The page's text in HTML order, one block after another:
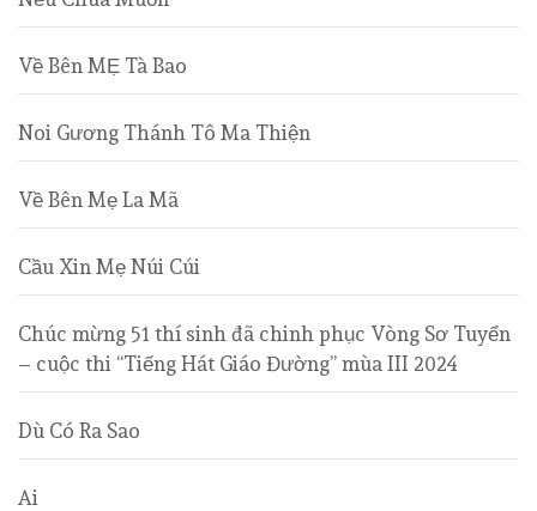
Về Bên MẸ Tà Bao
Noi Gương Thánh Tô Ma Thiện
Về Bên Mẹ La Mã
Cầu Xin Mẹ Núi Cúi
Chúc mừng 51 thí sinh đã chinh phục Vòng Sơ Tuyển
– cuộc thi “Tiếng Hát Giáo Đường” mùa III 2024
Dù Có Ra Sao
Ai